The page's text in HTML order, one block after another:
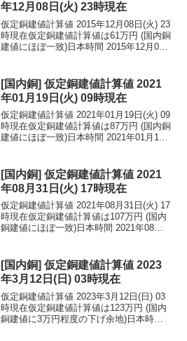
年12月08日(火) 23時現在
仮定銅建値計算値 2015年12月08日(火) 23
時現在仮定銅建値計算値は61万円 (国内銅
建値にほぼ一致)日本時間 2015年12月08
円...
[国内銅] 仮定銅建値計算値 2021
年01月19日(火) 09時現在
仮定銅建値計算値 2021年01月19日(火) 09
時現在仮定銅建値計算値は87万円 (国内銅
建値にほぼ一致)日本時間 2021年01月19
円...
[国内銅] 仮定銅建値計算値 2021
年08月31日(火) 17時現在
仮定銅建値計算値 2021年08月31日(火) 17
時現在仮定銅建値計算値は107万円 (国内
銅建値にほぼ一致)日本時間 2021年08月
円...
[国内銅] 仮定銅建値計算値 2023
年3月12日(日) 03時現在
仮定銅建値計算値 2023年3月12日(日) 03
時現在仮定銅建値計算値は123万円 (国内
銅建値に3万円程度の下げ余地)日本時間